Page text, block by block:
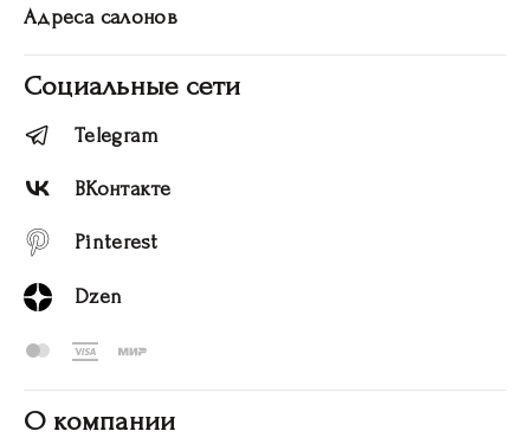
Адреса салонов
Социальные сети
Telegram
ВКонтакте
Pinterest
Dzen
О компании